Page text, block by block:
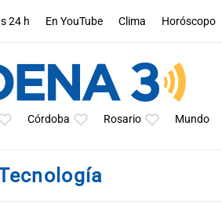
24 h En YouTube Clima Horóscopo
Córdoba Rosario Mundo